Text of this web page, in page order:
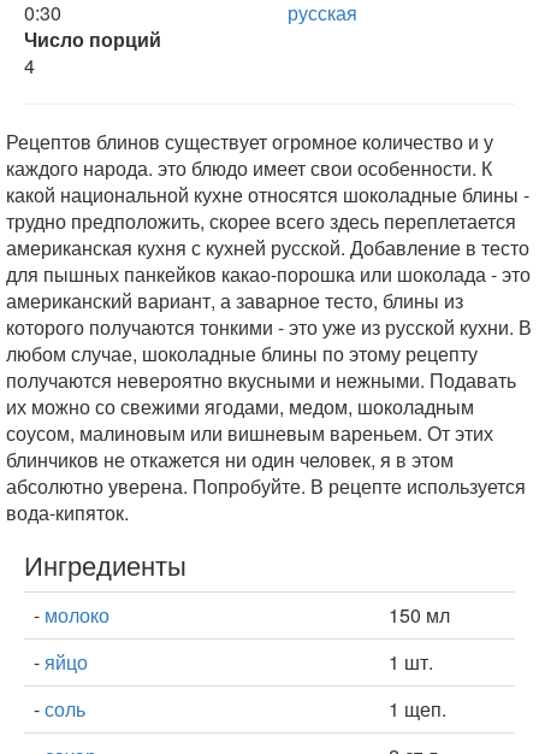
0:30
русская
Число порций
4
Рецептов блинов существует огромное количество и у
каждого народа. это блюдо имеет свои особенности. К
какой национальной кухне относятся шоколадные блины -
трудно предположить, скорее всего здесь переплетается
американская кухня с кухней русской. Добавление в тесто
для пышных панкейков какао-порошка или шоколада - это
американский вариант, а заварное тесто, блины из
которого получаются тонкими - это уже из русской кухни. В
любом случае, шоколадные блины по этому рецепту
получаются невероятно вкусными и нежными. Подавать
их можно со свежими ягодами, медом, шоколадным
соусом, малиновым или вишневым вареньем. От этих
блинчиков не откажется ни один человек, я в этом
абсолютно уверена. Попробуйте. В рецепте используется
вода-кипяток.
Ингредиенты
- молоко
150 мл
-яйцо
1 шт.
-соль
1 щеп.